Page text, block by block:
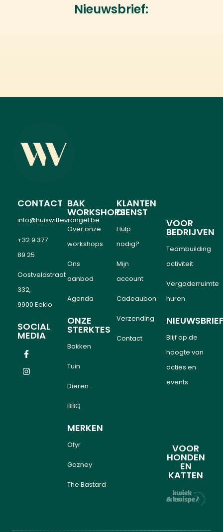
Nieuwsbrief:
CONTACT
info@huiswittevrongel.be
+32 9 377
89 25
Oostveldstraat
332,
9900 Eeklo
SOCIAL
MEDIA
BAK
WORKSHOPS
Over onze
workshops
Ons
aanbod
Agenda
ONZE
STERKTES
Bakken
Tuin
Dieren
BBQ
MERKEN
Ofyr
Gozney
The Bastard
KLANTEN
DIENST
Hulp
nodig?
Mijn
account
Cadeaubon
Verzending
Contact
VOOR
BEDRIJVEN
Teambuilding
activiteit
Vergaderruimte
huren
Blijf op de
hoogte van
acties en
events
VOOR
HONDEN
EN
KATTEN